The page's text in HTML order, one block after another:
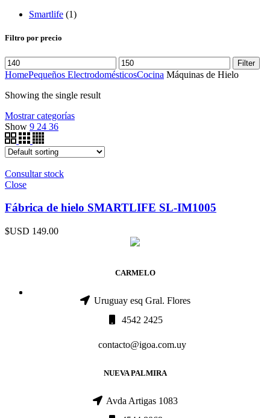
Smartlife (1)
Filtro por precio
Filter
HomePequeños ElectrodomésticosCocina Máquinas de Hielo
Showing the single result
Mostrar categorías
Show 9 24 36
Consultar stock
Close
Fábrica de hielo SMARTLIFE SL-IM1005
$USD 149.00
CARMELO
Uruguay esq Gral. Flores
4542 2425
contacto@igoa.com.uy
NUEVA PALMIRA
Avda Artigas 1083